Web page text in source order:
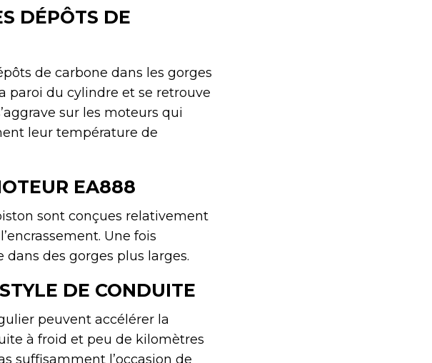
DÉPÔTS DE
de carbone dans les gorges
paroi du cylindre et se retrouve
sur les moteurs qui
leur température de
EA888
sont conçues relativement
Une fois
des gorges plus larges.
DE CONDUITE
peuvent accélérer la
à froid et peu de kilomètres
suffisamment l’occasion de